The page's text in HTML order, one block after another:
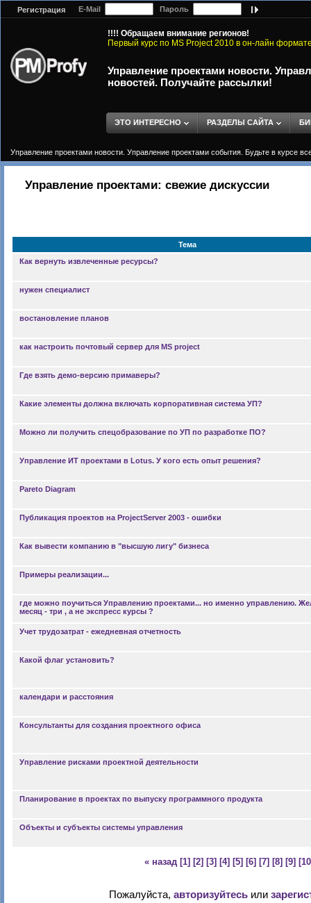
Регистрация E-Mail Пароль
!!!! Обращаем внимание регионов!
Первый курс по MS Project 2010 в он-лайн
Управление проектами новости.
новостей. Получайте рассылки!
ЭТО ИНТЕРЕСНО РАЗДЕЛЫ САЙТА
Управление проектами новости. Управление проектами события. Будьте в курсе
Управление проектами: свежие дискуссии
Тема
Как вернуть извлеченные ресурсы?
нужен специалист
востановление планов
как настроить почтовый сервер для MS project
Где взять демо-версию примаверы?
Какие элементы должна включать корпоративная система УП?
Можно ли получить спецобразование по УП по разработке ПО?
Управление ИТ проектами в Lotus. У кого есть опыт решения?
Pareto Diagram
Публикация проектов на ProjectServer 2003 - ошибки
Как вывести компанию в "высшую лигу" бизнеса
Примеры реализации...
где можно поучиться Управлению проектами... но именно управлению.
месяц - три , а не экспресс курсы ?
Учет трудозатрат - ежедневная отчетность
Какой флаг установить?
календари и расстояния
Консультанты для создания проектного офиса
Управление рисками проектной деятельности
Планирование в проектах по выпуску программного продукта
Объекты и субъекты системы управления
« назад [1] [2] [3] [4] [5] [6] [7] [8] [9]
Пожалуйста,авторизуйтесь или